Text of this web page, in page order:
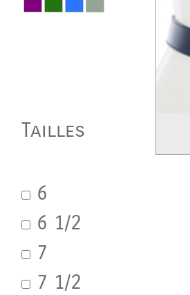
Tailles
6
6 1/2
7
7 1/2